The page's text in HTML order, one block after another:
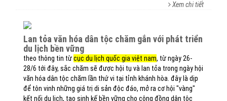
Xem chi tiết
lan tỏa văn hóa dân tộc chăm gắn với phát triển
du lịch bền vững
theo thông tin từcục du lịch quốc gia việt nam, từ ngày 26-
28/6 tới đây, sắc chăm sẽ được hội tụ và lan tỏa trong ngày hội
văn hóa dân tộc chăm lần thứ vi tại tỉnh khánh hòa. đây là dịp
để tôn vinh những giá trị di sản độc đáo, mở ra cơ hội "vàng"
kết nối du lịch, tạo sinh kế bền vững cho cộng đồng dân tộc